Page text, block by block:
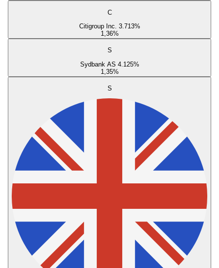
C
Citigroup Inc. 3.713%
1,36%
S
Sydbank AS 4.125%
1,35%
S